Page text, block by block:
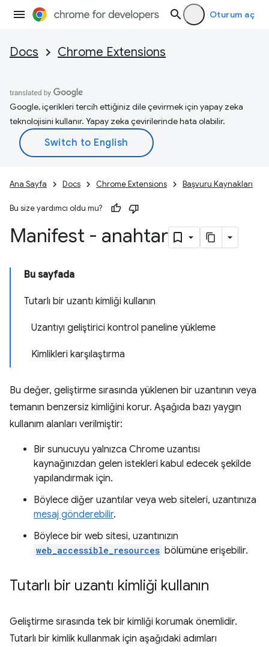
Oturum aç
Docs Chrome Extensions
Google, içerikleri tercih ettiğiniz dile çevirmek için yapay zeka
teknolojisini kullanır. Yapay zeka çevirilerinde hata olabilir.
Ana Sayfa Docs Chrome Extensions Başvuru Kaynakları
Bu size yardımcı oldu mu?
Manifest - anahtar
Bu sayfada
Tutarlı bir uzantı kimliği kullanın
Uzantıyı geliştirici kontrol paneline yükleme
Kimlikleri karşılaştırma
Bu değer, geliştirme sırasında yüklenen bir uzantının veya
temanın benzersiz kimliğini korur. Aşağıda bazı yaygın
kullanım alanları verilmiştir:
Bir sunucuyu yalnızca Chrome uzantısı
kaynağınızdan gelen istekleri kabul edecek şekilde
yapılandırmak için.
Böylece diğer uzantılar veya web siteleri, uzantınıza
mesaj gönderebilir.
Böylece bir web sitesi, uzantınızın
web_accessible_resources bölümüne erişebilir.
Tutarlı bir uzantı kimliği kullanın
Geliştirme sırasında tek bir kimliği korumak önemlidir.
Tutarlı bir kimlik kullanmak için aşağıdaki adımları